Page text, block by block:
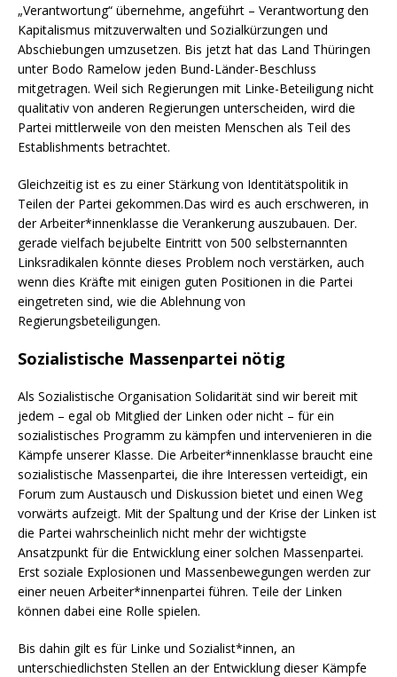
„Verantwortung“ übernehme, angeführt – Verantwortung den
Kapitalismus mitzuverwalten und Sozialkürzungen und
Abschiebungen umzusetzen. Bis jetzt hat das Land Thüringen
unter Bodo Ramelow jeden Bund-Länder-Beschluss
mitgetragen. Weil sich Regierungen mit Linke-Beteiligung nicht
qualitativ von anderen Regierungen unterscheiden, wird die
Partei mittlerweile von den meisten Menschen als Teil des
Establishments betrachtet.
Gleichzeitig ist es zu einer Stärkung von Identitätspolitik in
Teilen der Partei gekommen.Das wird es auch erschweren, in
der Arbeiter*innenklasse die Verankerung auszubauen. Der.
gerade vielfach bejubelte Eintritt von 500 selbsternannten
Linksradikalen könnte dieses Problem noch verstärken, auch
wenn dies Kräfte mit einigen guten Positionen in die Partei
eingetreten sind, wie die Ablehnung von
Regierungsbeteiligungen.
Sozialistische Massenpartei nötig
Als Sozialistische Organisation Solidarität sind wir bereit mit
jedem – egal ob Mitglied der Linken oder nicht – für ein
sozialistisches Programm zu kämpfen und intervenieren in die
Kämpfe unserer Klasse. Die Arbeiter*innenklasse braucht eine
sozialistische Massenpartei, die ihre Interessen verteidigt, ein
Forum zum Austausch und Diskussion bietet und einen Weg
vorwärts aufzeigt. Mit der Spaltung und der Krise der Linken ist
die Partei wahrscheinlich nicht mehr der wichtigste
Ansatzpunkt für die Entwicklung einer solchen Massenpartei.
Erst soziale Explosionen und Massenbewegungen werden zur
einer neuen Arbeiter*innenpartei führen. Teile der Linken
können dabei eine Rolle spielen.
Bis dahin gilt es für Linke und Sozialist*innen, an
unterschiedlichsten Stellen an der Entwicklung dieser Kämpfe